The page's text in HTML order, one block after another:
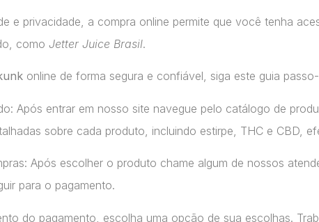
e privacidade, a compra online permite que você tenha
como Jetter Juice Brasil.
online de forma segura e confiável, siga este guia
Após entrar em nosso site navegue pelo catálogo de
sobre cada produto, incluindo estirpe, THC e CBD,
Após escolher o produto chame algum de nossos
para o pagamento.
do pagamento, escolha uma opção de sua escolhas.